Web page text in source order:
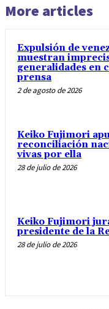
More articles
Expulsión de
muestran
generalidades en
prensa
2 de agosto de 2026
Keiko Fujimori
reconciliación
vivas por ella
28 de julio de 2026
Keiko Fujimori
presidente de la
28 de julio de 2026